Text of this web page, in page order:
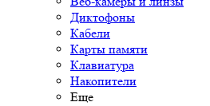
Диктофоны
Кабели
Карты памяти
Клавиатура
Накопители
Еще